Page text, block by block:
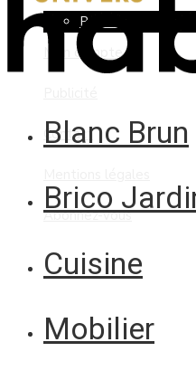
Panier
Mon compte
Contact
Abonnez-vous
Blanc Brun
Brico
Cuisine
Mobilier